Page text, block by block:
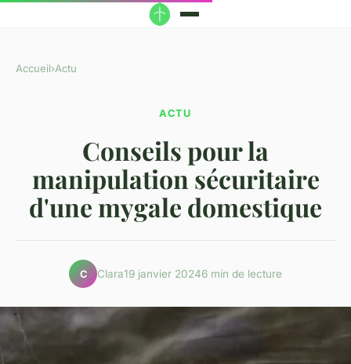
Accueil›Actu
ACTU
Conseils pour la
manipulation sécuritaire
d'une mygale domestique
C Clara19 janvier 20246 min de lecture